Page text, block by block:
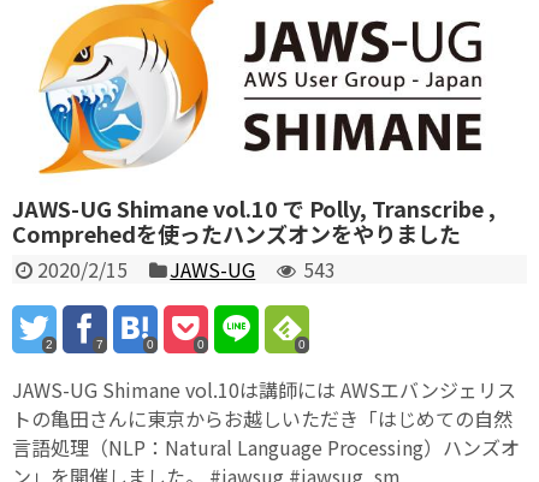
JAWS-UG Shimane vol.10 で Polly, Transcribe ,
Comprehedを使ったハンズオンをやりました
2020/2/15 JAWS-UG 543
2 7 0 0 0
JAWS-UG Shimane vol.10は講師には AWSエバンジェリス
トの亀田さんに東京からお越しいただき「はじめての自然
言語処理（NLP：Natural Language Processing）ハンズオ
ン」を開催しました。 #jawsug #jawsug_sm